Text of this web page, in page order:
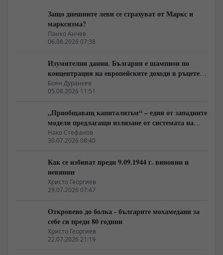
Защо днешните леви се страхуват от Маркс и
марксизма?
Панко Анчев
06.08.2026 07:38
Изумителни данни. България е шампион по
концентрация на европейските доходи в ръцете
на най-богатия 1%, надминава и САЩ
Боян Дуранкев
05.08.2026 11:51
„Приобщаващ капитализъм“ – един от западните
модели предлагащи излизане от системата на
неолиберализма
Нако Стефанов
30.07.2026 08:40
Как се избиват преди 9.09.1944 г. виновни и
невинни
Христо Георгиев
29.07.2026 07:47
Откровено до болка - българите мохамедани за
себе си преди 80 години
Христо Георгиев
22.07.2026 21:19